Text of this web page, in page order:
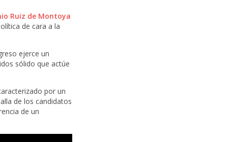
Ruiz de Montoya
de cara a la
ejerce un
sólido que actúe
por un
de los candidatos
de un